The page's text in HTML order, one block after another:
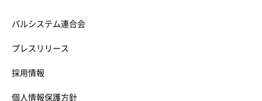
パルシステム連合会
プレスリリース
採用情報
個人情報保護方針